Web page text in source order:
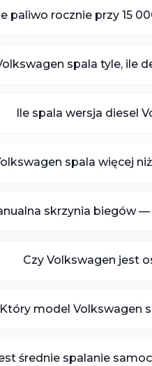
paliwo rocznie przy 15
spala tyle, ile
Ile spala wersja diesel
spala więcej
skrzynia biegów —
Czy Volkswagen jest
Który model Volkswagen
średnie spalanie